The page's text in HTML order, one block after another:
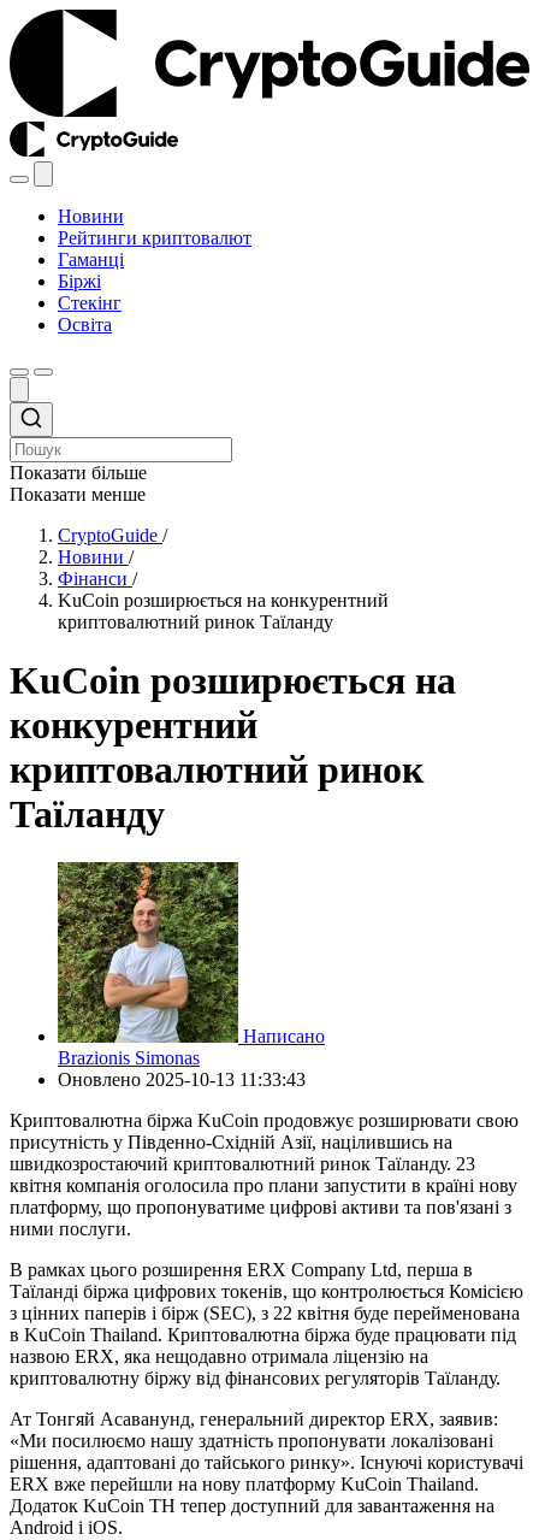
Новини
Рейтинги криптовалют
Гаманці
Біржі
Стекінг
Освіта
Показати більше
Показати менше
CryptoGuide /
Новини /
Фінанси /
KuCoin розширюється на конкурентний
криптовалютний ринок Таїланду
KuCoin розширюється на
конкурентний
криптовалютний ринок
Таїланду
Написано
Brazionis Simonas
Оновлено 2025-10-13 11:33:43
Криптовалютна біржа KuCoin продовжує розширювати свою
присутність у Південно-Східній Азії, націлившись на
швидкозростаючий криптовалютний ринок Таїланду. 23
квітня компанія оголосила про плани запустити в країні нову
платформу, що пропонуватиме цифрові активи та пов'язані з
ними послуги.
В рамках цього розширення ERX Company Ltd, перша в
Таїланді біржа цифрових токенів, що контролюється Комісією
з цінних паперів і бірж (SEC), з 22 квітня буде перейменована
в KuCoin Thailand. Криптовалютна біржа буде працювати під
назвою ERX, яка нещодавно отримала ліцензію на
криптовалютну біржу від фінансових регуляторів Таїланду.
Ат Тонгяй Асаванунд, генеральний директор ERX, заявив:
«Ми посилюємо нашу здатність пропонувати локалізовані
рішення, адаптовані до тайського ринку». Існуючі користувачі
ERX вже перейшли на нову платформу KuCoin Thailand.
Додаток KuCoin TH тепер доступний для завантаження на
Android і iOS.